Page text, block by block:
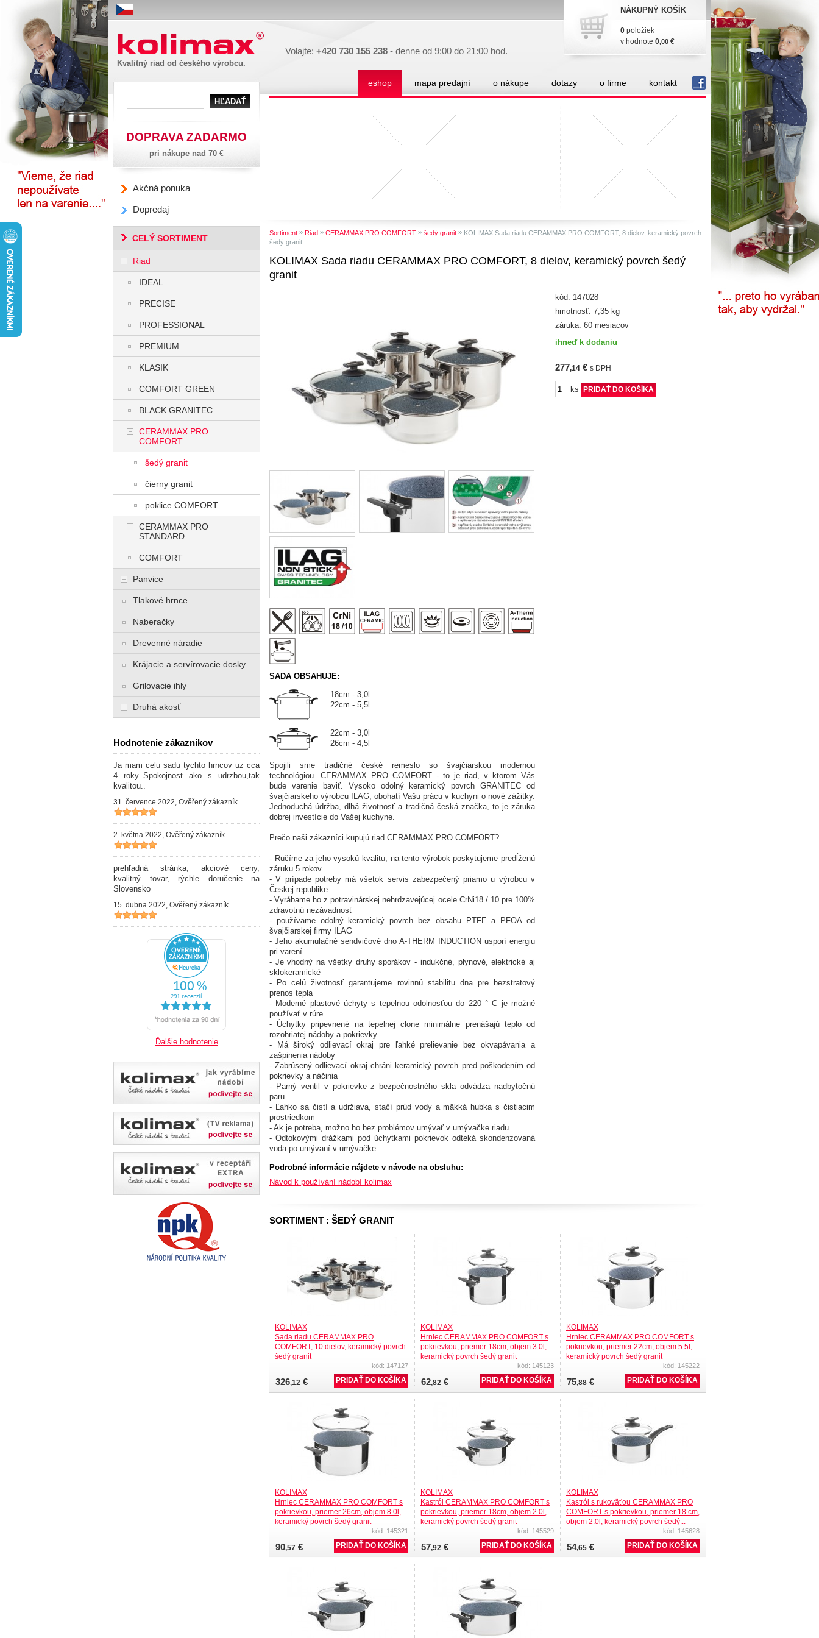
Kolimax
Sortiment » Riad » CERAMMAX PRO COMFORT » šedý granit » KOLIMAX Sada riadu CERAMMAX PRO COMFORT, 8 dielov, keramický povrch
šedý granit
KOLIMAX Sada riadu CERAMMAX PRO COMFORT, 8 dielov, keramický povrch šedý
granit
SADA OBSAHUJE:
18cm - 3,0l
22cm - 5,5l
22cm - 3,0l
26cm - 4,5l
Spojili sme tradičné české remeslo so švajčiarskou modernou
technológiou. CERAMMAX PRO COMFORT - to je riad, v ktorom Vás
bude varenie baviť. Vysoko odolný keramický povrch GRANITEC od
švajčiarskeho výrobcu ILAG, obohatí Vašu prácu v kuchyni o nové zážitky.
Jednoduchá údržba, dlhá životnosť a tradičná česká značka, to je záruka
dobrej investície do Vašej kuchyne.
Prečo naši zákazníci kupujú riad CERAMMAX PRO COMFORT?
- Ručíme za jeho vysokú kvalitu, na tento výrobok poskytujeme predĺženú
záruku 5 rokov
- V prípade potreby má všetok servis zabezpečený priamo u výrobcu v
Českej republike
- Vyrábame ho z potravinárskej nehrdzavejúcej ocele CrNi18 / 10 pre 100%
zdravotnú nezávadnosť
- používame odolný keramický povrch bez obsahu PTFE a PFOA od
švajčiarskej firmy ILAG
- Jeho akumulačné sendvičové dno A-THERM INDUCTION usporí energiu
pri varení
- Je vhodný na všetky druhy sporákov - indukčné, plynové, elektrické aj
sklokeramické
- Po celú životnosť garantujeme rovinnú stabilitu dna pre bezstratový
prenos tepla
- Moderné plastové úchyty s tepelnou odolnosťou do 220 ° C je možné
používať v rúre
- Úchytky pripevnené na tepelnej clone minimálne prenášajú teplo od
rozohriatej nádoby a pokrievky
- Má široký odlievací okraj pre ľahké prelievanie bez okvapávania a
zašpinenia nádoby
- Zabrúsený odlievací okraj chráni keramický povrch pred poškodením od
pokrievky a náčinia
- Parný ventil v pokrievke z bezpečnostného skla odvádza nadbytočnú
paru
- Ľahko sa čistí a udržiava, stačí prúd vody a mäkká hubka s čistiacim
prostriedkom
- Ak je potreba, možno ho bez problémov umývať v umývačke riadu
- Odtokovými drážkami pod úchytkami pokrievok odteká skondenzovaná
voda po umývaní v umývačke.
Podrobné informácie nájdete v návode na obsluhu:
Návod k používání nádobí kolimax
kód: 147028
hmotnosť: 7,35 kg
záruka: 60 mesiacov
ihneď k dodaniu
277,14 € s DPH
ks
SORTIMENT : ŠEDÝ GRANIT
KOLIMAX
Sada riadu CERAMMAX PRO
COMFORT, 10 dielov, keramický povrch
šedý granit
326,12 €
kód: 147127
KOLIMAX
Hrniec CERAMMAX PRO COMFORT s
pokrievkou, priemer 18cm, objem 3.0l,
keramický povrch šedý granit
62,82 €
kód: 145123
KOLIMAX
Hrniec CERAMMAX PRO COMFORT s
pokrievkou, priemer 22cm, objem 5.5l,
keramický povrch šedý granit
75,88 €
kód: 145222
KOLIMAX
Hrniec CERAMMAX PRO COMFORT s
pokrievkou, priemer 26cm, objem 8.0l,
keramický povrch šedý granit
90,57 €
kód: 145321
KOLIMAX
Kastról CERAMMAX PRO COMFORT s
pokrievkou, priemer 18cm, objem 2.0l,
keramický povrch šedý granit
57,92 €
kód: 145529
KOLIMAX
Kastról s rukoväťou CERAMMAX PRO
COMFORT s pokrievkou, priemer 18 cm,
objem 2.0l, keramický povrch šedý...
54,65 €
kód: 145628
DOPRAVA ZADARMO
pri nákupe nad 70 €
Akčná ponuka
Dopredaj
CELÝ SORTIMENT
Riad
IDEAL
PRECISE
PROFESSIONAL
PREMIUM
KLASIK
COMFORT GREEN
BLACK GRANITEC
CERAMMAX PRO
COMFORT
šedý granit
čierny granit
poklice COMFORT
CERAMMAX PRO
STANDARD
COMFORT
Panvice
Tlakové hrnce
Naberačky
Drevenné náradie
Krájacie a servírovacie dosky
Grilovacie ihly
Druhá akosť
Hodnotenie zákazníkov
Ja mam celu sadu tychto hrncov uz cca
4 roky..Spokojnost ako s udrzbou,tak
kvalitou..
31. července 2022, Ověřený zákazník
2. května 2022, Ověřený zákazník
prehľadná stránka, akciové ceny,
kvalitný tovar, rýchle doručenie na
Slovensko
15. dubna 2022, Ověřený zákazník
Ďalšie hodnotenie
Kvalitný riad od českého výrobcu.
Volajte: +420 730 155 238 - denne od 9:00 do 21:00 hod.
eshop mapa predajní o nákupe dotazy o firme kontakt
NÁKUPNÝ KOŠÍK
0 položiek
v hodnote 0,00 €
fb